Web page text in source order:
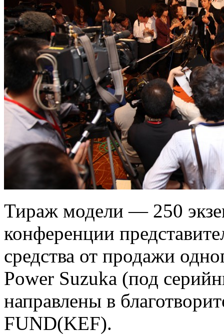
Тираж модели — 250
конференции
средства от продажи
Power Suzuka (под
направлены в
FUND(KEF).